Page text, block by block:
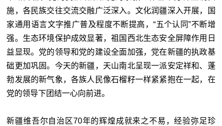
施，各民族交往交流交融广泛深入。文化润疆深入开展，国
家通用语言文字推广普及程度不断提高，“五个认同”不断增
强。生态环境保护成效显著，祖国西北生态安全屏障作用日
益显现。党的领导和党的建设全面加强，党在新疆的执政基
础更加巩固。今天的新疆，天山南北呈现一派安定祥和、蓬
勃发展的新气象，各族人民像石榴籽一样紧紧抱在一起，在
党的领导下团结一心向前进。
新疆维吾尔自治区70年的辉煌成就来之不易，经验弥足珍